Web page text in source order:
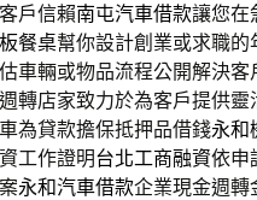
戶信賴南屯汽車借款讓您在
餐桌幫你設計創業或求職
車輛或物品流程公開解決
轉店家致力於為客戶提供靈
為貸款擔保抵押品借錢永和
工作證明台北工商融資依申
永和汽車借款企業現金週轉